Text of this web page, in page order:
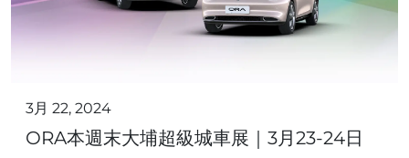
3月 22, 2024
ORA本週末大埔超級城車展｜3月23-24日